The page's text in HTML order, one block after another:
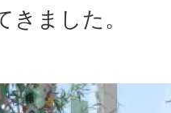
きました。